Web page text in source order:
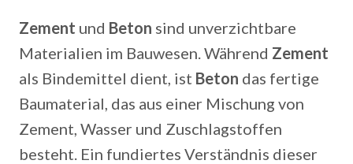
Zement und Beton sind unverzichtbare
Materialien im Bauwesen. Während Zement
als Bindemittel dient, ist Beton das fertige
Baumaterial, das aus einer Mischung von
Zement, Wasser und Zuschlagstoffen
besteht. Ein fundiertes Verständnis dieser